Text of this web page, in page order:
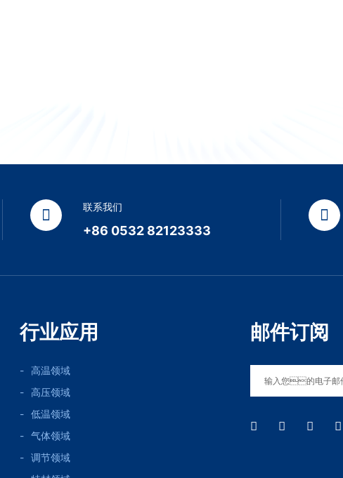
联系我们
+86 0532 82123333
行业应用
高温领域
高压领域
低温领域
气体领域
调节领域
邮件订阅